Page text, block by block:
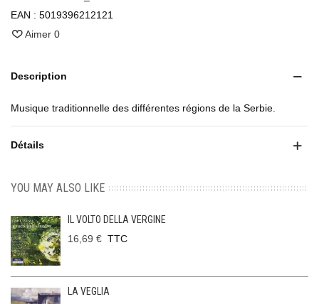
EAN : 5019396212121
Aimer 0
Description
Musique traditionnelle des différentes régions de la Serbie.
Détails
YOU MAY ALSO LIKE
IL VOLTO DELLA VERGINE
16,69 € TTC
LA VEGLIA